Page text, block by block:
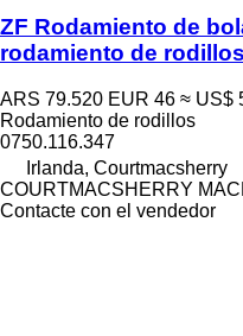
ZF Rodamiento de
rodamiento de rodillos
ARS 79.520 EUR 46 ≈ US$
Rodamiento de rodillos
0750.116.347
Irlanda, Courtmacsherry
COURTMACSHERRY
Contacte con el vendedor